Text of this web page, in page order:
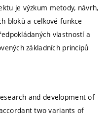
je výzkum metody, návrh,
bloků a celkové funkce
vlastností a
základních principů
and development of
two variants of